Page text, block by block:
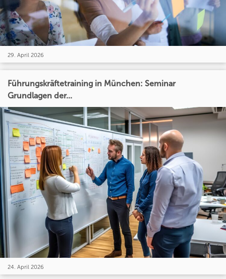
29. April 2026
Führungskräftetraining in München: Seminar
Grundlagen der...
24. April 2026